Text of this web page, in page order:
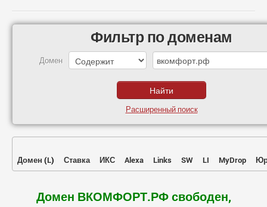
Фильтр по доменам
Домен
Расширенный поиск
Домен (L) Ставка ИКС Alexa Links SW LI MyDrop
Домен ВКОМФОРТ.РФ свободен,